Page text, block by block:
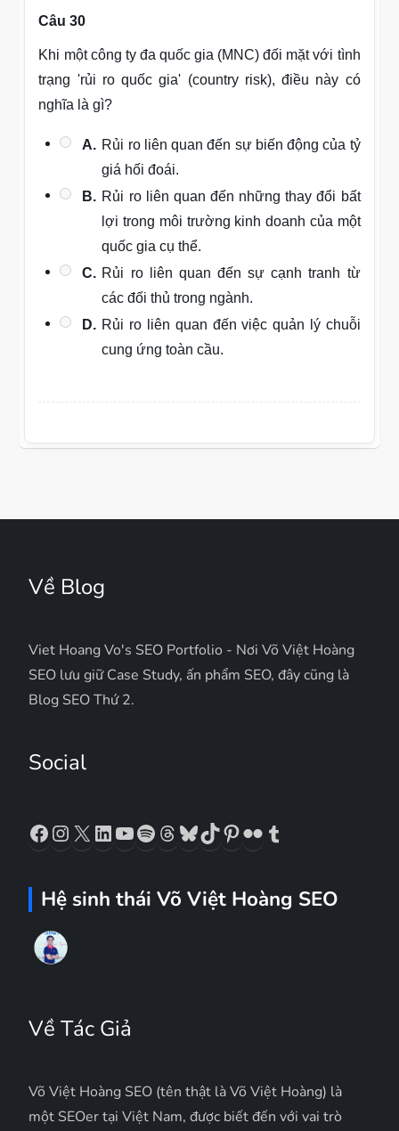
Câu 30
Khi một công ty đa quốc gia (MNC) đối mặt với tình
trạng 'rủi ro quốc gia' (country risk), điều này có
nghĩa là gì?
A. Rủi ro liên quan đến sự biến động của tỷ
giá hối đoái.
B. Rủi ro liên quan đến những thay đổi bất
lợi trong môi trường kinh doanh của một
quốc gia cụ thể.
C. Rủi ro liên quan đến sự cạnh tranh từ
các đối thủ trong ngành.
D. Rủi ro liên quan đến việc quản lý chuỗi
cung ứng toàn cầu.
Về Blog
Viet Hoang Vo's SEO Portfolio - Nơi Võ Việt Hoàng
SEO lưu giữ Case Study, ấn phẩm SEO, đây cũng là
Blog SEO Thứ 2.
Social
Facebook
Instagram
X LinkedIn
YouTube
Spotify
Threads
Bluesky
TikTok
Pinterest
Flickr
Hệ sinh thái Võ Việt Hoàng SEO
Về Tác Giả
Võ Việt Hoàng SEO (tên thật là Võ Việt Hoàng) là
một SEOer tại Việt Nam, được biết đến với vai trò